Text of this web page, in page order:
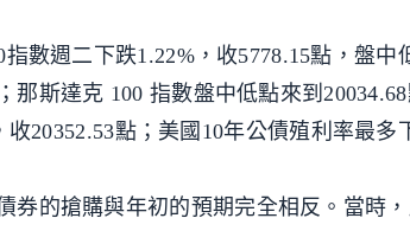
指數週二下跌1.22%，收5778.15點，盤
那斯達克 100 指數盤中低點來到
收20352.53點；美國10年公債殖利率最多
券的搶購與年初的預期完全相反。當時